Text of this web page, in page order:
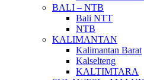
BALI – NTB
Bali NTT
NTB
KALIMANTAN
Kalimantan Barat
Kalselteng
KALTIMTARA